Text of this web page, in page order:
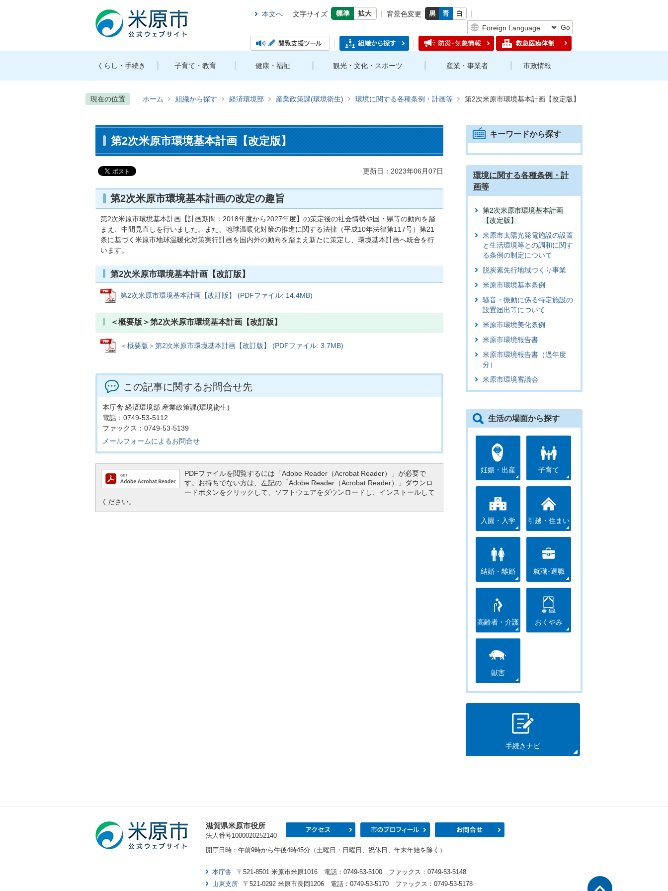
本文へ 文字サイズ
背景色変更
Go
くらし・手続き 子育て・教育 健康・福祉 観光・文化・スポーツ 産業・事業者 市政情報
現在の位置 ホーム 組織から探す 経済環境部 産業政策課(環境衛生) 環境に関する各種条例・計画等 第2次米原市環境基本計画【改定版】
第2次米原市環境基本計画【改定版】
更新日：2023年06月07日
第2次米原市環境基本計画の改定の趣旨
第2次米原市環境基本計画【計画期間：2018年度から2027年度】の策定後の社会情勢や国・県等の動向を踏
まえ、中間見直しを行いました。また、地球温暖化対策の推進に関する法律（平成10年法律第117号）第21
条に基づく米原市地球温暖化対策実行計画を国内外の動向を踏まえ新たに策定し、環境基本計画へ統合を行
います。
第2次米原市環境基本計画【改訂版】
第2次米原市環境基本計画【改訂版】 (PDFファイル: 14.4MB)
＜概要版＞第2次米原市環境基本計画【改訂版】
＜概要版＞第2次米原市環境基本計画【改訂版】 (PDFファイル: 3.7MB)
この記事に関するお問合せ先
本庁舎 経済環境部 産業政策課(環境衛生)
電話：0749-53-5112
ファックス：0749-53-5139
メールフォームによるお問合せ
PDFファイルを閲覧するには「Adobe Reader（Acrobat Reader）」が必要で
す。お持ちでない方は、左記の「Adobe Reader（Acrobat Reader）」ダウンロ
ードボタンをクリックして、ソフトウェアをダウンロードし、インストールして
ください。
キーワードから探す
環境に関する各種条例・計
画等
第2次米原市環境基本計画
【改定版】
米原市太陽光発電施設の設置
と生活環境等との調和に関す
る条例の制定について
脱炭素先行地域づくり事業
米原市環境基本条例
騒音・振動に係る特定施設の
設置届出等について
米原市環境美化条例
米原市環境報告書
米原市環境報告書（過年度
分）
米原市環境審議会
生活の場面から探す
妊娠・出産 子育て
入園・入学 引越・住まい
結婚・離婚 就職･退職
高齢者・介護 おくやみ
獣害
手続きナビ
滋賀県米原市役所
法人番号1000020252140
アクセス 市のプロフィール
開庁日時：午前9時から午後4時45分（土曜日・日曜日、祝休日、年末年始を除く）
本庁舎
〒521-8501 米原市米原1016 電話：0749-53-5100 ファックス：0749-53-5148
山東支所
〒521-0292 米原市長岡1206 電話：0749-53-5170 ファックス：0749-53-5178